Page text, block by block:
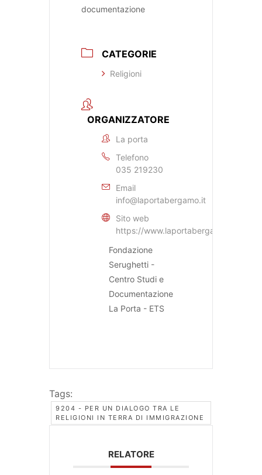
documentazione
CATEGORIE
Religioni
ORGANIZZATORE
La porta
Telefono
035 219230
Email
info@laportabergamo.it
Sito web
https://www.laportabergamo.it
Fondazione
Serughetti -
Centro Studi e
Documentazione
La Porta - ETS
Tags:
9204 - PER UN DIALOGO TRA LE
RELIGIONI IN TERRA DI IMMIGRAZIONE
RELATORE